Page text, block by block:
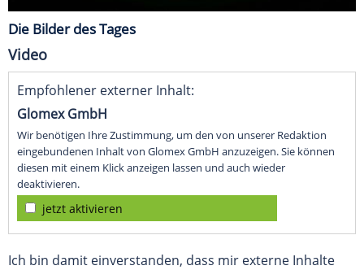
Die Bilder des Tages
Video
Empfohlener externer Inhalt:
Glomex GmbH
Wir benötigen Ihre Zustimmung, um den von unserer Redaktion
eingebundenen Inhalt von Glomex GmbH anzuzeigen. Sie können
diesen mit einem Klick anzeigen lassen und auch wieder
deaktivieren.
jetzt aktivieren
Ich bin damit einverstanden, dass mir externe Inhalte